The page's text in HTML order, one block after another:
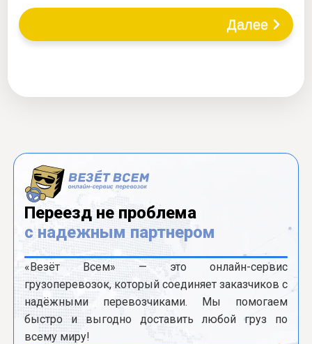
Далее
Переезд не проблема
с надежным партнером
«Везёт Всем» — это онлайн-сервис
грузоперевозок, который соединяет заказчиков с
надёжными перевозчиками. Мы помогаем
быстро и выгодно доставить любой груз по
всему миру!